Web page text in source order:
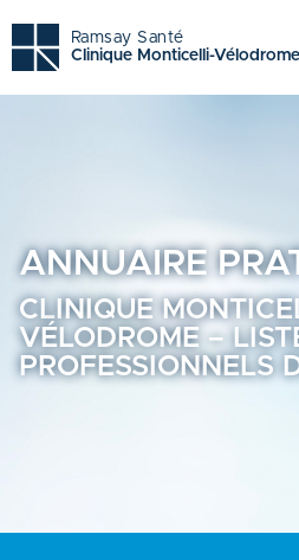
Ramsay Santé
Clinique Monticelli-Vélodrome
ANNUAIRE
CLINIQUE
VÉLODROME –
PROFESSIONNELS